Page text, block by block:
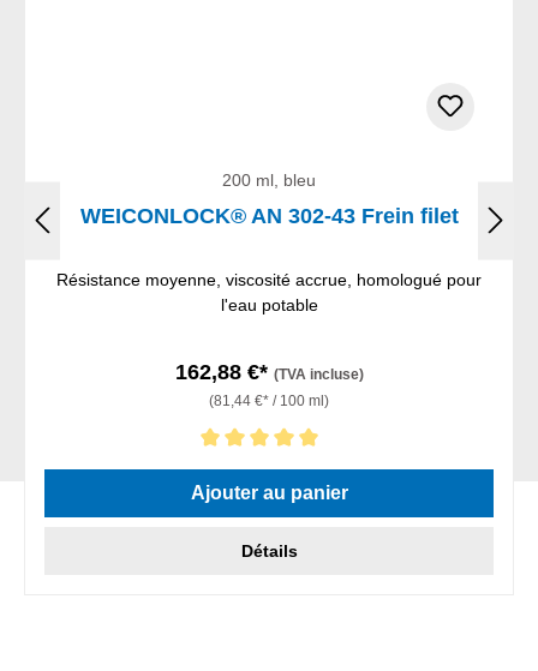
200 ml, bleu
WEICONLOCK® AN 302-43 Frein filet
Résistance moyenne, viscosité accrue, homologué pour
l'eau potable
162,88 €* (TVA incluse)
(81,44 €* / 100 ml)
Note moyenne de 5 sur 5 étoiles
Ajouter au panier
Détails